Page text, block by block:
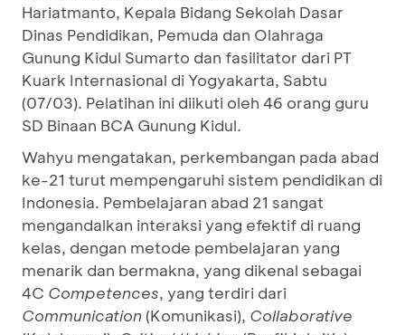
Hariatmanto, Kepala Bidang Sekolah Dasar
Dinas Pendidikan, Pemuda dan Olahraga
Gunung Kidul Sumarto dan fasilitator dari PT
Kuark Internasional di Yogyakarta, Sabtu
(07/03). Pelatihan ini diikuti oleh 46 orang guru
SD Binaan BCA Gunung Kidul.
Wahyu mengatakan, perkembangan pada abad
ke-21 turut mempengaruhi sistem pendidikan di
Indonesia. Pembelajaran abad 21 sangat
mengandalkan interaksi yang efektif di ruang
kelas, dengan metode pembelajaran yang
menarik dan bermakna, yang dikenal sebagai
4C Competences, yang terdiri dari
Communication(Komunikasi), Collaborative